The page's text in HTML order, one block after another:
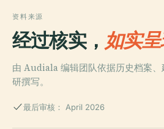
资料来源
经过核实， 如实呈
由 Audiala 编辑团队依据历史档案
研撰写。
最后审核： April 2026